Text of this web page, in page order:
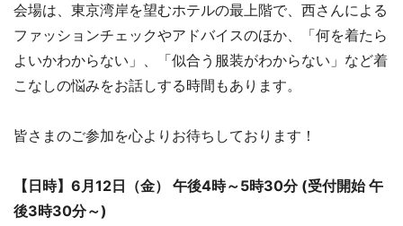
会場は、東京湾岸を望むホテルの最上階で、西さんによる
ファッションチェックやアドバイスのほか、「何を着たら
よいかわからない」、「似合う服装がわからない」など着
こなしの悩みをお話しする時間もあります。
皆さまのご参加を心よりお待ちしております！
【日時】6月12日（金） 午後4時～5時30分 (受付開始 午
後3時30分～)